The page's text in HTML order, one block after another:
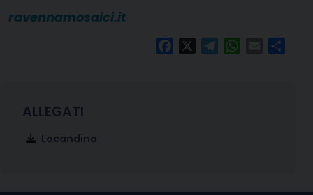
ravennamosaici.it
FacebookTelegramWhatsApp
Email
Locandina